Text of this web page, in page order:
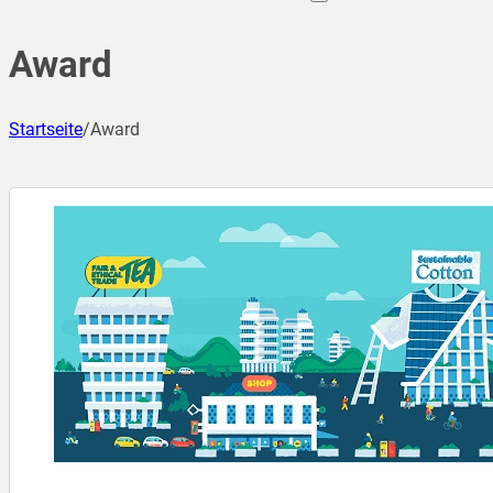
Award
Startseite/Award